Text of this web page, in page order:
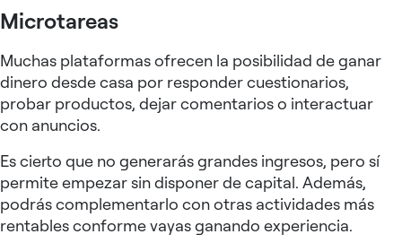
Microtareas
Muchas plataformas ofrecen la posibilidad de ganar
dinero desde casa por responder cuestionarios,
probar productos, dejar comentarios o interactuar
con anuncios.
Es cierto que no generarás grandes ingresos, pero sí
permite empezar sin disponer de capital. Además,
podrás complementarlo con otras actividades más
rentables conforme vayas ganando experiencia.